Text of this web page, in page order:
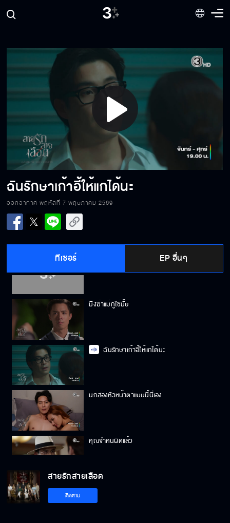
Play
Video
ฉันรักษาเก้าอี้ให้แกได้นะ
ออกอากาศ พฤหัสที่ 7 พฤษภาคม 2569
ทีเซอร์ EP อื่นๆ
ผมจะเป็นผู้นำตระกูลเอง
ฉันคือคนเดียวที่รักแก
มึงฆ่าแม่กูใช่มั้ย
ฉันรักษาเก้าอี้ให้แกได้นะ
นกสองหัวหน้าตาแบบนี้นี่เอง
คุณจำคนผิดแล้ว
หนูอยากกำจัดพี่
สายรักสายเลือด
ติดตาม